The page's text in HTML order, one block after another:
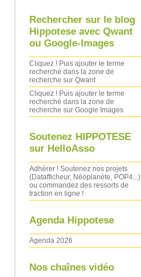
Rechercher sur le blog
Hippotese avec Qwant
ou Google-Images
Cliquez ! Puis ajouter le terme
recherché dans la zone de
recherche sur Qwant
Cliquez ! Puis ajouter le terme
recherché dans la zone de
recherche sur Google Images
Soutenez HIPPOTESE
sur HelloAsso
Adhérer ! Soutenez nos projets
(Datafficheur, Néoplanète, POP4...)
ou commandez des ressorts de
traction en ligne !
Agenda Hippotese
Agenda 2026
Nos chaînes vidéo